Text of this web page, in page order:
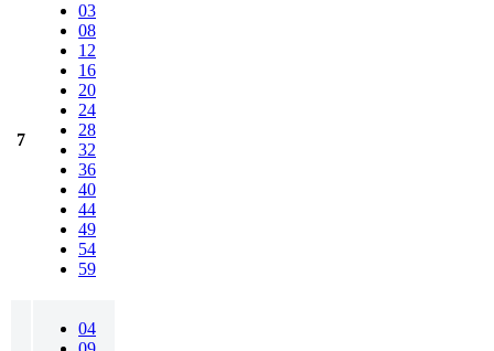
7
03
08
12
16
20
24
28
32
36
40
44
49
54
59
04